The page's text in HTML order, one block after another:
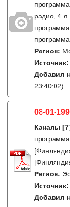
радио, 4-я
Регион:
Источник:
Добавил
23:40:02)
08-01-
Каналы [7]
Регион:
Источник:
Добавил